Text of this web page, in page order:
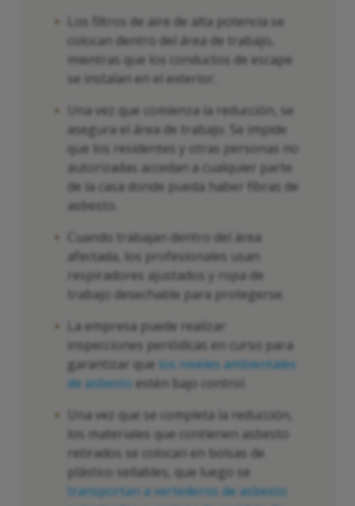
Los filtros de aire de alta potencia se
colocan dentro del área de trabajo,
mientras que los conductos de escape
se instalan en el exterior.
Una vez que comienza la reducción, se
asegura el área de trabajo. Se impide
que los residentes y otras personas no
autorizadas accedan a cualquier parte
de la casa donde pueda haber fibras de
asbesto.
Cuando trabajan dentro del área
afectada, los profesionales usan
respiradores ajustados y ropa de
trabajo desechable para protegerse.
La empresa puede realizar
inspecciones periódicas en curso para
garantizar que los niveles ambientales
de asbesto estén bajo control.
Una vez que se completa la reducción,
los materiales que contienen asbesto
retirados se colocan en bolsas de
plástico sellables, que luego se
transportan a vertederos de asbesto